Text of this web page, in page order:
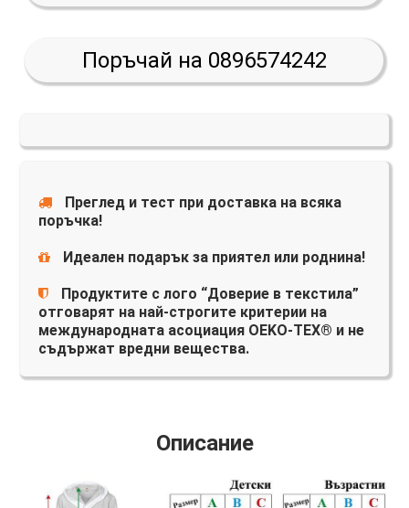
Поръчай на 0896574242
Преглед и тест при доставка на всяка
поръчка!
Идеален подарък за приятел или роднина!
Продуктите с лого “Доверие в текстила”
отговарят на най-строгите критерии на
международната асоциация OEKO-TEX® и не
съдържат вредни вещества.
Описание